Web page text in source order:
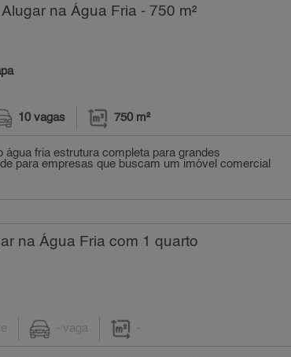
na Água Fria - 750 m²
10 vagas 750 m²
água fria estrutura completa para grandes
para empresas que buscam um imóvel comercial
na Água Fria com 1 quarto
- vaga -